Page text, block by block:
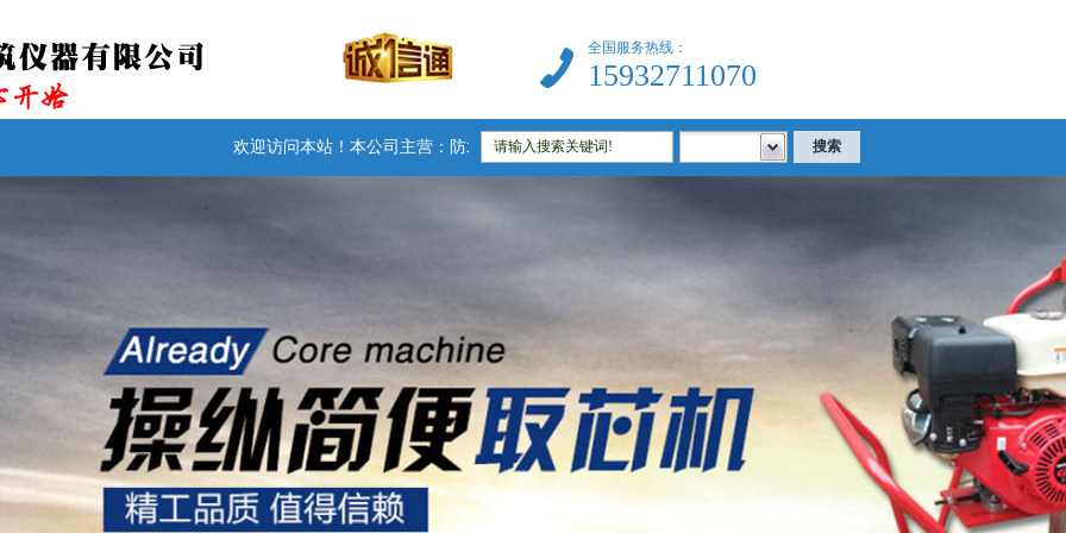
全国服务热线：
15932711070
欢迎访问本站！本公司主营：防水卷材检测仪器|建筑试验仪器|公路试验仪器|土工试验仪器|沥青试验仪器|混凝土试